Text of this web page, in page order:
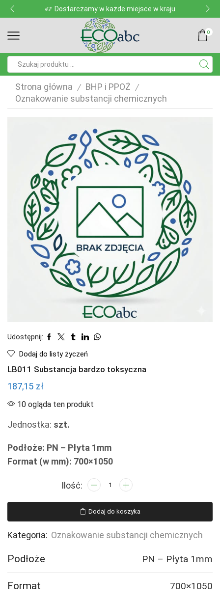
Dostarczamy w każde miejsce w kraju
0
Strona główna / BHP i PPOŻ /
Oznakowanie substancji chemicznych
Udostępnij:
Dodaj do listy życzeń
LB011 Substancja bardzo toksyczna
187,15 zł
10 ogląda ten produkt
Jednostka: szt.
Podłoże: PN – Płyta 1mm
Format (w mm): 700×1050
ilość
Substancja
bardzo
toksyczna
Dodaj do koszyka
Kategoria: Oznakowanie substancji chemicznych
Podłoże PN – Płyta 1mm
Format 700×1050